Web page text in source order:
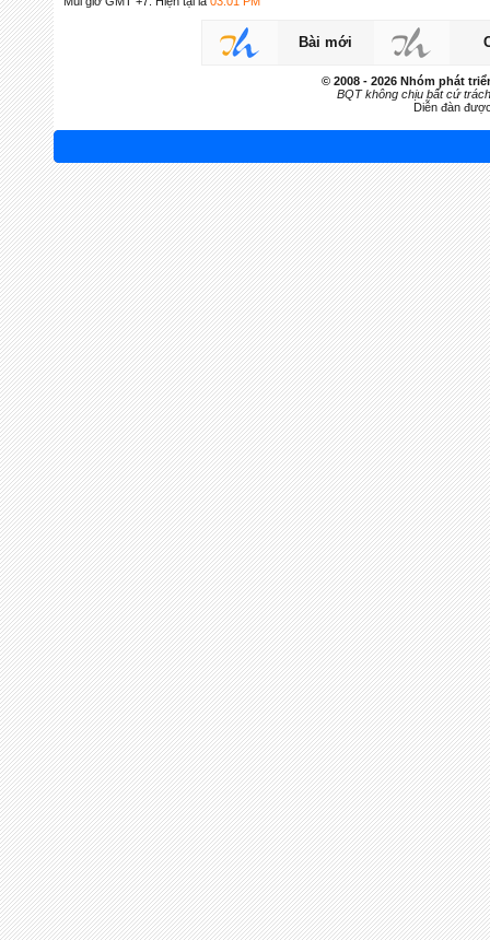
Bài mới
© 2008 - 2026 Nhóm phát
BQT không chịu bất cứ
Diễn đàn